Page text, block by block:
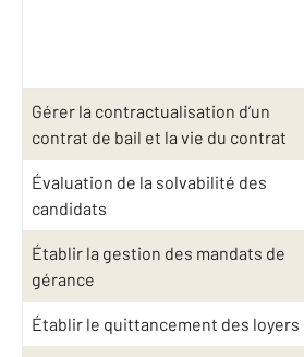
Gérer la contractualisation d’un
contrat de bail et la vie du contrat
Évaluation de la solvabilité des
candidats
Établir la gestion des mandats de
gérance
Établir le quittancement des loyers